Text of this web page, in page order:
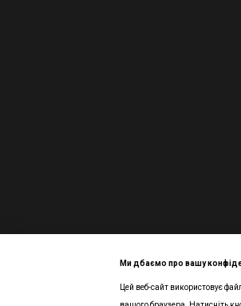
Інтернет-магазин створений з Хорошоп
Ми дбаємо про вашу
Цей веб-сайт використовує